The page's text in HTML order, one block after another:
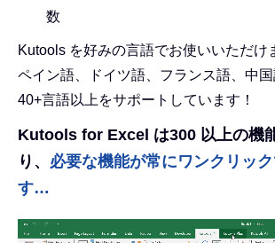
数
Kutools を好みの言語でお使いいただけ
ペイン語、ドイツ語、フランス語、中
40+言語以上をサポートしています！
Kutools for Excel は300 以上の機
り、 必要な機能が常にワンクリッ
す…